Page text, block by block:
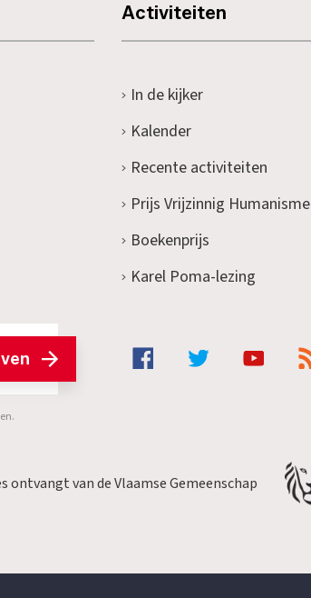
Activiteiten
In de kijker
Kalender
Recente activiteiten
Prijs Vrijzinnig Humanisme
Boekenprijs
Karel Poma-lezing
van de Vlaamse Gemeenschap